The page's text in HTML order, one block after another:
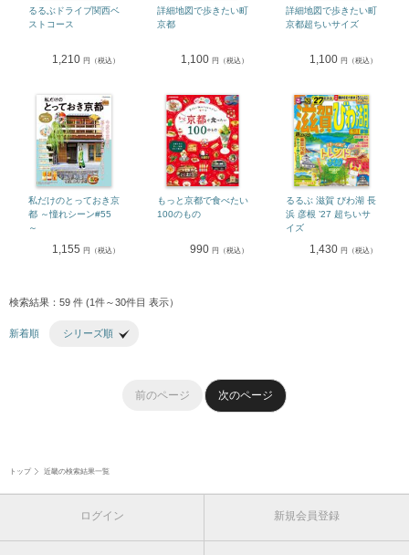
るるぶドライブ関西ベ
ストコース
1,210 円（税込）
詳細地図で歩きたい町
京都
1,100 円（税込）
詳細地図で歩きたい町
京都超ちいサイズ
1,100 円（税込）
私だけのとっておき京
都 ～憧れシーン#55
～
1,155 円（税込）
もっと京都で食べたい
100のもの
990 円（税込）
るるぶ 滋賀 びわ湖 長
浜 彦根 ’27 超ちいサ
イズ
1,430 円（税込）
検索結果：59 件 (1件～30件目 表示）
新着順 シリーズ順
前のページ 次のページ
トップ 近畿の検索結果一覧
ログイン 新規会員登録